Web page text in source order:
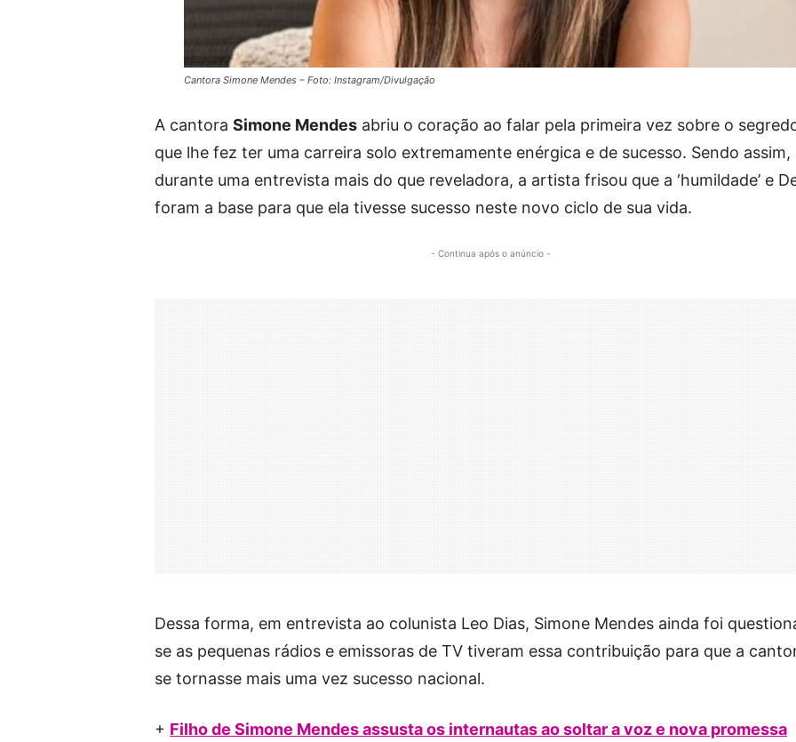
Cantora Simone Mendes – Foto: Instagram/Divulgação
A cantora Simone Mendes abriu o coração ao falar pela primeira vez sobre o
que lhe fez ter uma carreira solo extremamente enérgica e de sucesso. Sendo assim,
durante uma entrevista mais do que reveladora, a artista frisou que a ‘humildade’ e
foram a base para que ela tivesse sucesso neste novo ciclo de sua vida.
- Continua após o anúncio -
Dessa forma, em entrevista ao colunista Leo Dias, Simone Mendes ainda foi
se as pequenas rádios e emissoras de TV tiveram essa contribuição para que a
se tornasse mais uma vez sucesso nacional.
+ Filho de Simone Mendes assusta os internautas ao soltar a voz e nova promessa